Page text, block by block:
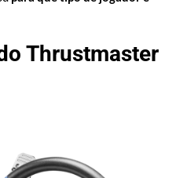
Thrustmaster